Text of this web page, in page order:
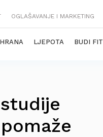
OGLAŠAVANJE I MARKETING
LJEPOTA BUDI FIT